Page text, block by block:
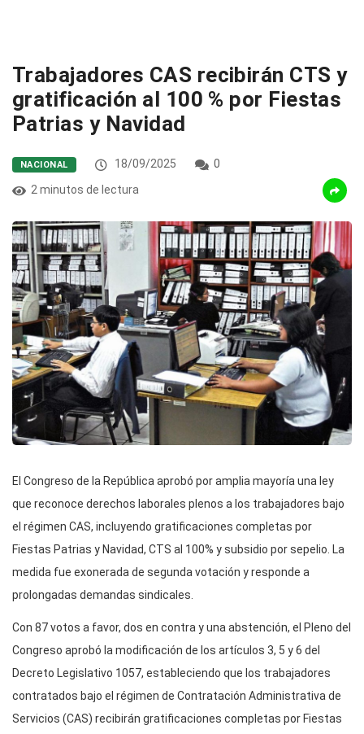
Trabajadores CAS recibirán CTS y
gratificación al 100 % por Fiestas
Patrias y Navidad
NACIONAL 18/09/2025
0
2 minutos de lectura
El Congreso de la República aprobó por amplia mayoría una ley
que reconoce derechos laborales plenos a los trabajadores bajo
el régimen CAS, incluyendo gratificaciones completas por
Fiestas Patrias y Navidad, CTS al 100% y subsidio por sepelio. La
medida fue exonerada de segunda votación y responde a
prolongadas demandas sindicales.
Con 87 votos a favor, dos en contra y una abstención, el Pleno del
Congreso aprobó la modificación de los artículos 3, 5 y 6 del
Decreto Legislativo 1057, estableciendo que los trabajadores
contratados bajo el régimen de Contratación Administrativa de
Servicios (CAS) recibirán gratificaciones completas por Fiestas